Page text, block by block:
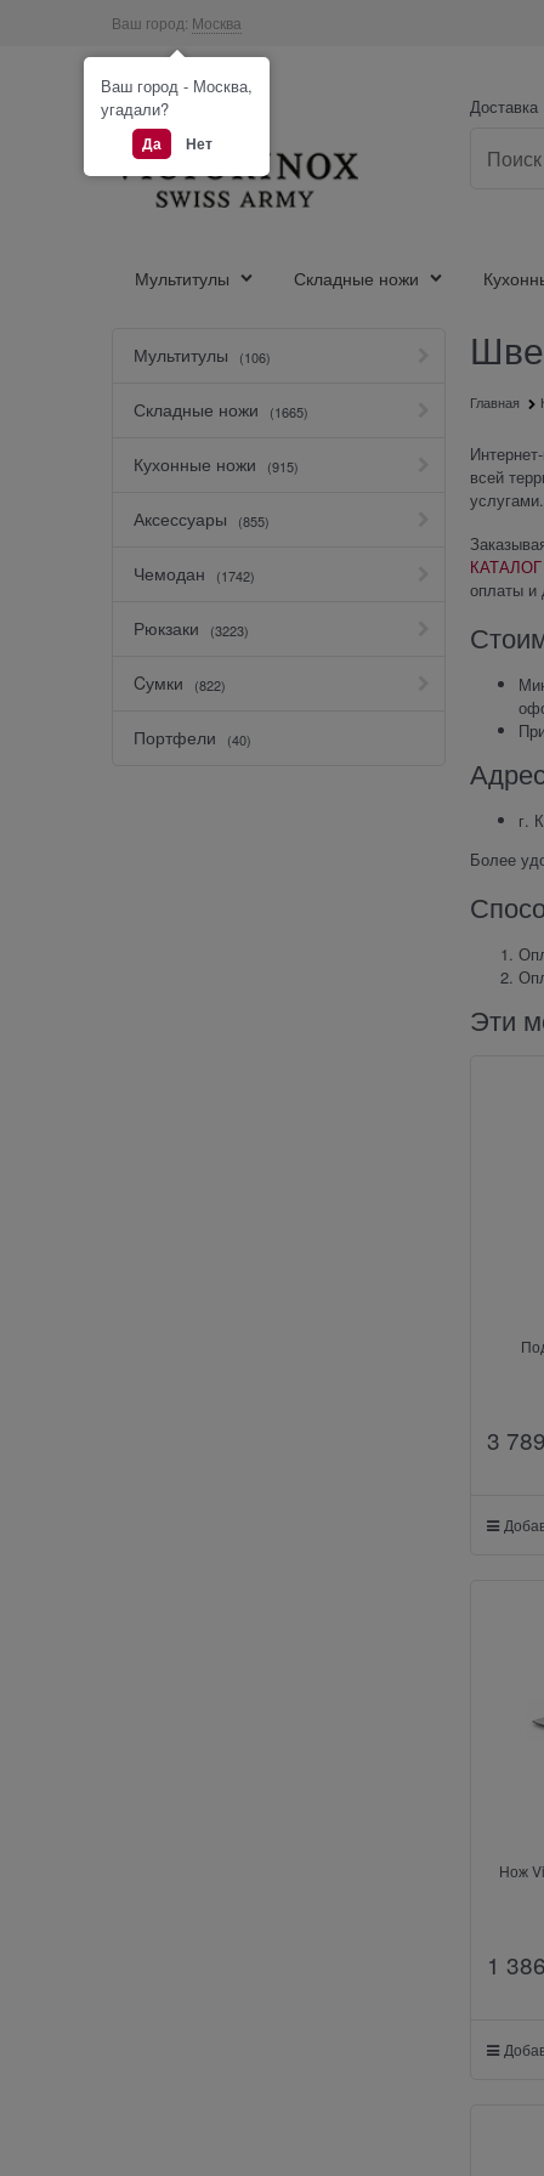
Ваш город: Москва
Доставка
Мультитулы Складные ножи
Мультитулы (106)
Складные ножи (1665)
Кухонные ножи (915)
Аксессуары (855)
Чемодан (1742)
Рюкзаки (3223)
Cумки (822)
Портфели (40)
Главная
всей
услугами.
оплаты и
г.
Более
Эти
3 789
Нож
1 386
Ваш город - Москва,
угадали?
Да Нет